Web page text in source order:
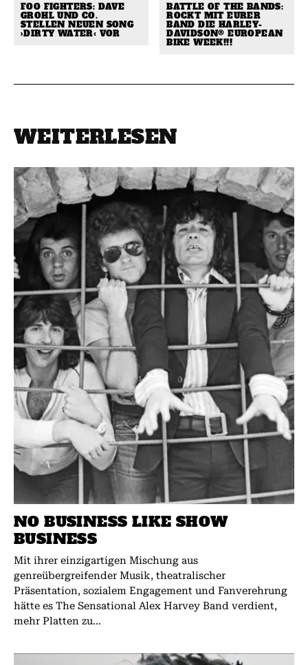
FOO FIGHTERS: DAVE
GROHL UND CO.
STELLEN NEUEN SONG
›DIRTY WATER‹ VOR
BATTLE OF THE BANDS:
ROCKT MIT EURER
BAND DIE HARLEY-
DAVIDSON® EUROPEAN
BIKE WEEK!!!
WEITERLESEN
NO BUSINESS LIKE SHOW
BUSINESS
Mit ihrer einzigartigen Mischung aus
genreübergreifender Musik, theatralischer
Präsentation, sozialem Engagement und Fanverehrung
hätte es The Sensational Alex Harvey Band verdient,
mehr Platten zu...